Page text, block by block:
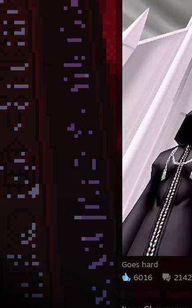
Goes hard
6016
2142